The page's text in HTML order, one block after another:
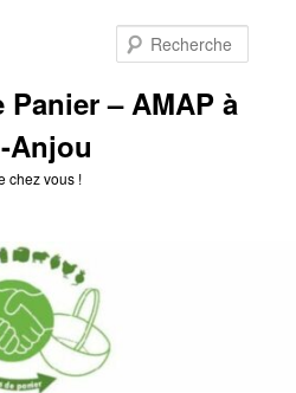
– AMAP à
Anjou
chez vous !